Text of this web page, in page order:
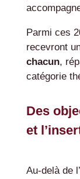
Parmi ces
recevront
chacun,
catégorie
Des
et
Au-delà de